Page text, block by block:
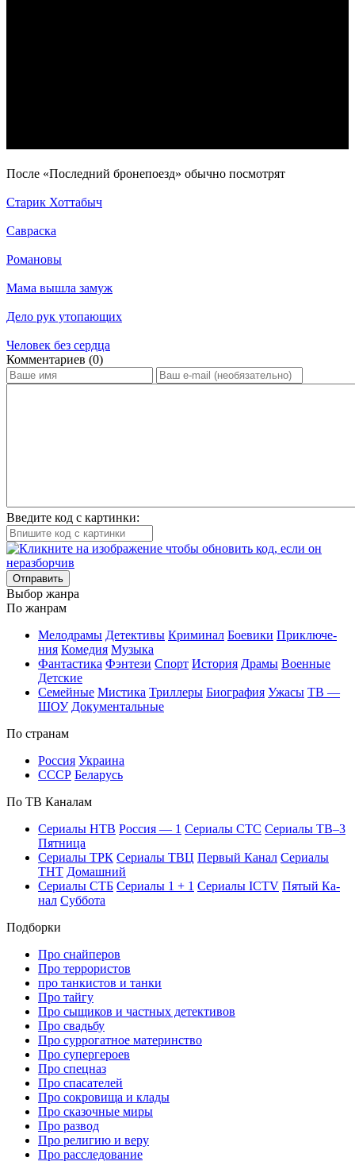
По­сле «Последний бронепоезд» обыч­но по­смот­рят
Старик Хоттабыч
Савраска
Романовы
Мама вышла замуж
Дело рук утопающих
Человек без сердца
Ком­мен­та­ри­ев (0)
Введите код с картинки:
Отправить
Вы­бор жан­ра
По жан­рам
Ме­ло­дра­мы Де­тек­ти­вы Кри­ми­нал Бое­ви­ки При­клю­че­
ния Ко­ме­дия Му­зы­ка
Фан­та­сти­ка Фэн­те­зи Спорт Ис­то­рия Дра­мы Во­ен­ные
Дет­ские
Се­мей­ные Мис­ти­ка Трил­ле­ры Био­гра­фия Ужа­сы ТВ —
ШОУ До­ку­мен­таль­ные
По стра­нам
Рос­сия Ук­раи­на
СССР Бе­ла­русь
По ТВ Ка­на­лам
Се­риа­лы НТВ Рос­сия — 1 Се­риа­лы СТС Се­риа­лы ТВ–3
Пят­ни­ца
Се­риа­лы ТРК Се­риа­лы ТВЦ Пер­вый Ка­нал Се­риа­лы
ТНТ До­маш­ний
Се­риа­лы СТБ Се­риа­лы 1 + 1 Се­риа­лы ICTV Пя­тый Ка­
нал Суб­бо­та
Подборки
Про снайперов
Про террористов
про танкистов и танки
Про тайгу
Про сыщиков и частных детективов
Про свадьбу
Про суррогатное материнство
Про супергероев
Про спецназ
Про спасателей
Про сокровища и клады
Про сказочные миры
Про развод
Про религию и веру
Про расследование